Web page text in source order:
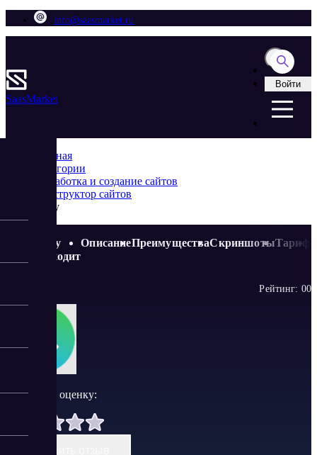
info@saasmarket.ru
SaasMarket
Войти
Главная
Категории
Разработка и создание сайтов
Конструктор сайтов
Divly
Кому
подходит
ОписаниеПреимуществаСкриншотыТариф
Рейтинг: 00
Поставить оценку: